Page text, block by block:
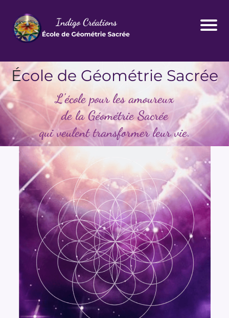
École de Géométrie Sacrée
L'école pour les amoureux
de la Géométrie Sacrée
qui veulent transformer leur vie.